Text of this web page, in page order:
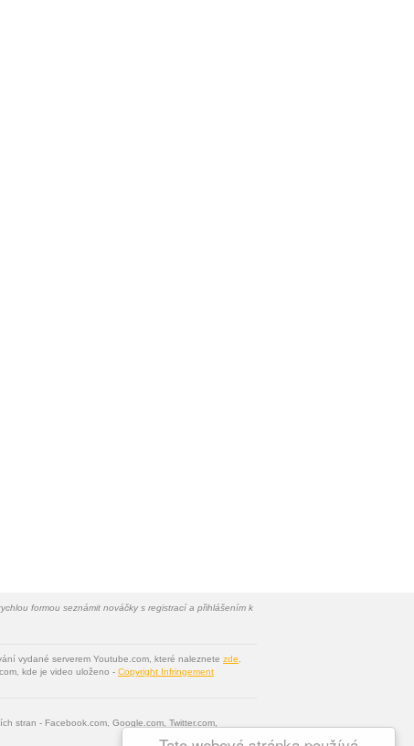
formou seznámit nováčky s registrací a přihlášením k
vydané serverem Youtube.com, které naleznete zde
kde je video uloženo - Copyright Infringement
stran - Facebook.com, Google.com, Twitter.com,